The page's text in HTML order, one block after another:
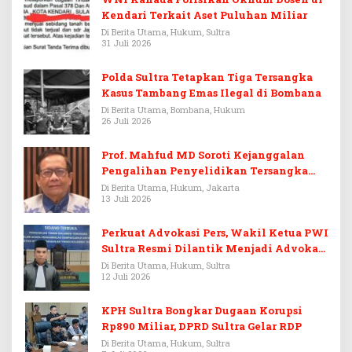
Kendari Terkait Aset Puluhan Miliar
Di Berita Utama, Hukum, Sultra
31 Juli 2026
Polda Sultra Tetapkan Tiga Tersangka
Kasus Tambang Emas Ilegal di Bombana
Di Berita Utama, Bombana, Hukum
26 Juli 2026
Prof. Mahfud MD Soroti Kejanggalan
Pengalihan Penyelidikan Tersangka
Febrie Adriansyah
Di Berita Utama, Hukum, Jakarta
13 Juli 2026
Perkuat Advokasi Pers, Wakil Ketua PWI
Sultra Resmi Dilantik Menjadi Advokat
PERADI
Di Berita Utama, Hukum, Sultra
12 Juli 2026
KPH Sultra Bongkar Dugaan Korupsi
Rp890 Miliar, DPRD Sultra Gelar RDP
Di Berita Utama, Hukum, Sultra